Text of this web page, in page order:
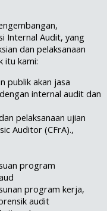
Internal Audit, yang
dan pelaksanaan
itu kami:
publik akan jasa
internal audit dan
pelaksanaan ujian
Auditor (CFrA).,
program
program kerja,
audit